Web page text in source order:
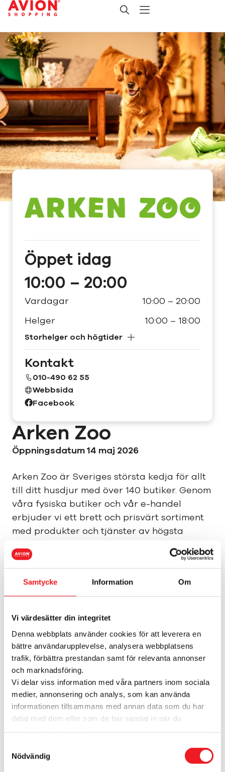
Samtycke Information Om
Vi värdesätter din integritet
Denna webbplats använder cookies för att leverera en
bättre användarupplevelse, analysera webbplatsens
trafik, förbättra prestandan samt för relevanta annonser
och marknadsföring.
Vi delar viss information med våra partners inom sociala
medier, annonsering och analys, som kan använda
informationen tillsammans med annan data som du har
delat med dem eller som de har samlat in när du
Nödvändig
Arken Zoo
Öppningsdatum 14 maj 2026
Arken Zoo är Sveriges största kedja för allt
till ditt husdjur med över 140 butiker. Genom
våra fysiska butiker och vår e-handel
erbjuder vi ett brett och prisvärt sortiment
med produkter och tjänster av högsta
Vår vision är att göra livet för husdjur och
deras ägare enklare, tryggare och roligare.
Djurens bästa vän.
Öppet idag
10:00 – 20:00
Vardagar
10:00 – 20:00
Helger
10:00 – 18:00
Storhelger och högtider
Kontakt
010-490 62 55
Webbsida
Facebook
Kampanjer från Arken
Zoo
Just nu finns det inga aktuella kampanjer